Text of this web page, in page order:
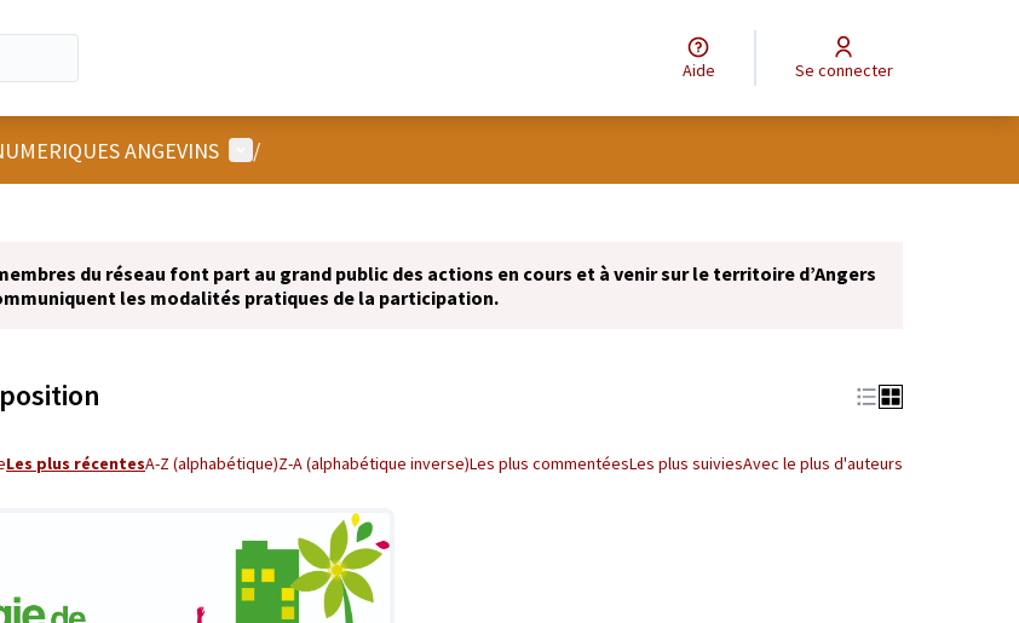
Aide Se connecter
ANGEVINS Menu utilisateur
/
du réseau font part au grand public des actions en cours et à venir sur le territoire d’Angers
les modalités pratiques de la participation.
Les plus récentesA-Z (alphabétique)Z-A (alphabétique inverse)Les plus commentéesLes plus suiviesAvec le plus d'auteurs